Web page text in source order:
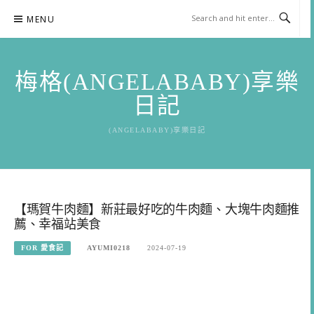
content
MENU
梅格(ANGELABABY)享樂
日記
(ANGELABABY)享樂日記
【瑪賀牛肉麵】新莊最好吃的牛肉麵、大塊牛肉麵推
薦、幸福站美食
FOR 愛食記 AYUMI0218 2024-07-19